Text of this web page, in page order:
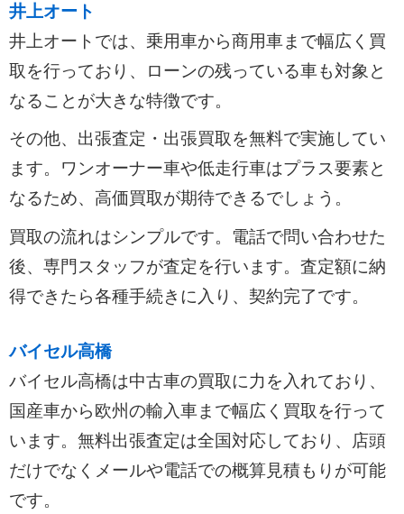
井上オート
井上オートでは、乗用車から商用車まで幅広く買
取を行っており、ローンの残っている車も対象と
なることが大きな特徴です。
その他、出張査定・出張買取を無料で実施してい
ます。ワンオーナー車や低走行車はプラス要素と
なるため、高価買取が期待できるでしょう。
買取の流れはシンプルです。電話で問い合わせた
後、専門スタッフが査定を行います。査定額に納
得できたら各種手続きに入り、契約完了です。
バイセル高橋
バイセル高橋は中古車の買取に力を入れており、
国産車から欧州の輸入車まで幅広く買取を行って
います。無料出張査定は全国対応しており、店頭
だけでなくメールや電話での概算見積もりが可能
です。